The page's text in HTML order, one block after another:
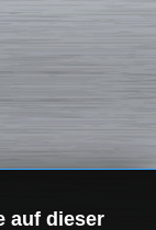
auf dieser